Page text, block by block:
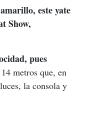
este yate
Show,
pues
metros que, en
la consola y